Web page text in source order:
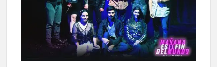
A 18 años de su partida, Teatro Bárbaro rinde homenaje a
Víctor Hugo Rascón Banda con Voces en el umbral
Invitan a participar en “Convocatoria UACH-SPAUACH
2026” para publicar textos académicos con sello editorial.